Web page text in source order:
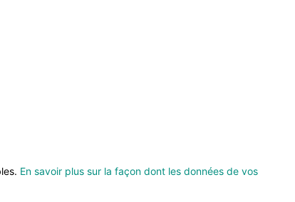
En savoir plus sur la façon dont les données de vos